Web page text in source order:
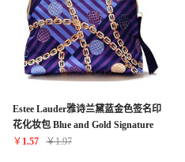
Estee Lauder雅诗兰黛蓝金色签名印
花化妆包 Blue and Gold Signature
Print Cosmetic Bag
￥ 1.57 ￥1.97